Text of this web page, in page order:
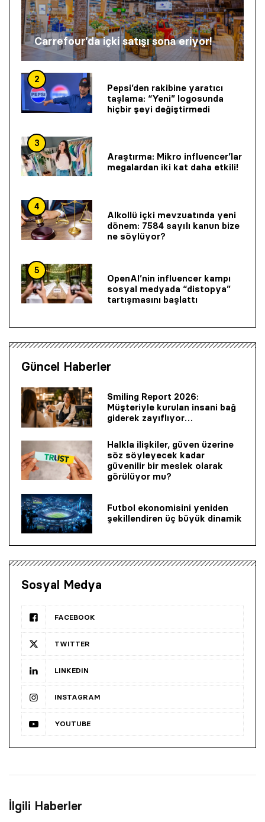
Carrefour’da içki satışı sona eriyor!
2
Pepsi’den rakibine yaratıcı
taşlama: “Yeni” logosunda
hiçbir şeyi değiştirmedi
3
Araştırma: Mikro influencer’lar
megalardan iki kat daha etkili!
4
Alkollü içki mevzuatında yeni
dönem: 7584 sayılı kanun bize
ne söylüyor?
5
OpenAI’nin influencer kampı
sosyal medyada “distopya”
tartışmasını başlattı
Güncel Haberler
Smiling Report 2026:
Müşteriyle kurulan insani bağ
giderek zayıflıyor…
Halkla ilişkiler, güven üzerine
söz söyleyecek kadar
güvenilir bir mes­lek olarak
görülüyor mu?
Futbol ekonomisini yeniden
şekillendiren üç büyük dinamik
Sosyal Medya
FACEBOOK
TWITTER
LINKEDIN
INSTAGRAM
YOUTUBE
İlgili Haberler